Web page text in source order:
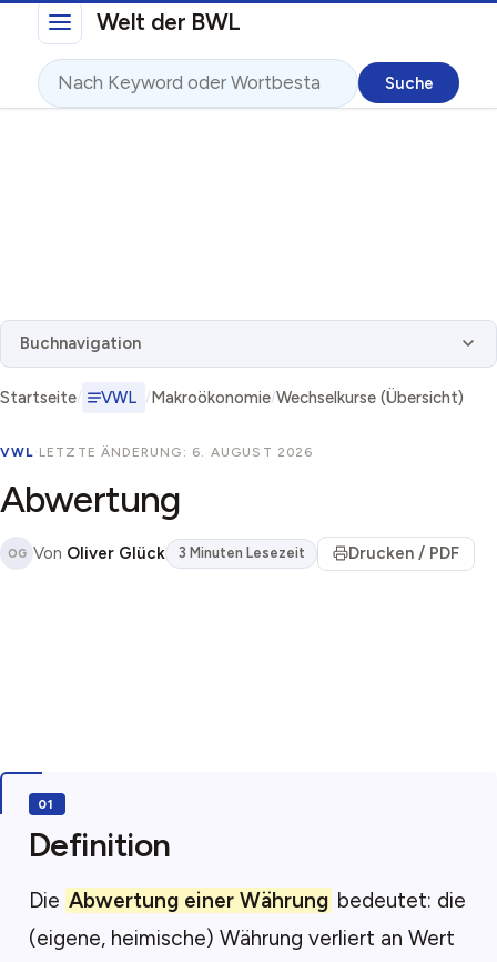
Direkt zum InhaltWelt der BWL
Suche
Buchnavigation
Startseite VWL Makroökonomie Wechselkurse (Übersicht)
VWL· LETZTE ÄNDERUNG: 6. AUGUST 2026
Abwertung
OG Von Oliver Glück 3 Minuten Lesezeit Drucken / PDF
Definition
Die Abwertung einer Währung bedeutet: die
(eigene, heimische) Währung verliert an Wert